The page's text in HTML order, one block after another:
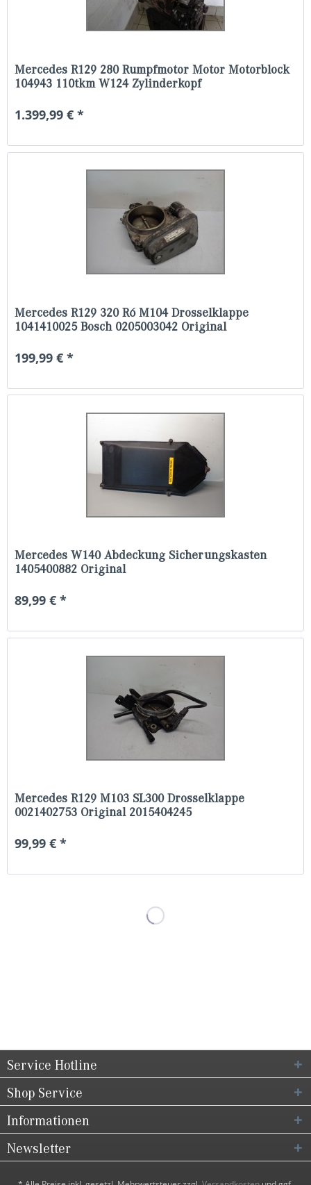
Mercedes R129 280 Rumpfmotor Motor Motorblock
104943 110tkm W124 Zylinderkopf
1.399,99 € *
Mercedes R129 320 R6 M104 Drosselklappe
1041410025 Bosch 0205003042 Original
199,99 € *
Mercedes W140 Abdeckung Sicherungskasten
1405400882 Original
89,99 € *
Mercedes R129 M103 SL300 Drosselklappe
0021402753 Original 2015404245
99,99 € *
Service Hotline
Shop Service
Informationen
Newsletter